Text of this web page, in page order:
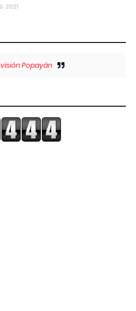
2021
Popayán